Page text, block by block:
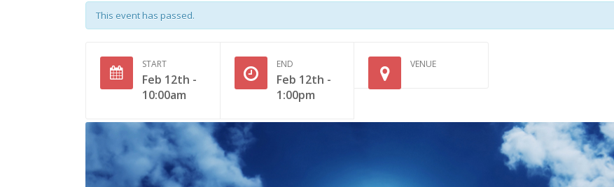
This event has passed.
START
Feb 12th -
10:00am
END
Feb 12th -
1:00pm
VENUE